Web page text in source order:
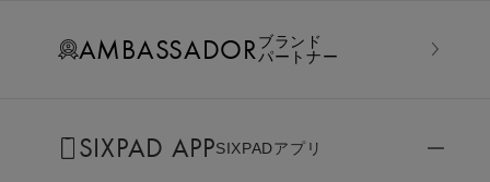
AMBASSADORブランド
パートナー
SIXPAD APPSIXPADアプリ